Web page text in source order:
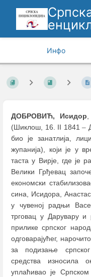
Инфо
ДОБРОВИЋ, Исидор,
(Шиклош, 16. II 1841 –
био је занатлија,
жупанија), који је у
таста у Вирје, где је
Велики Грђевац
економски
сина, Исидора,
у чувеној радњи
трговац у Дарувару
прилике српског
одговарајућег,
за подизање
средства износила
уплаћивао је